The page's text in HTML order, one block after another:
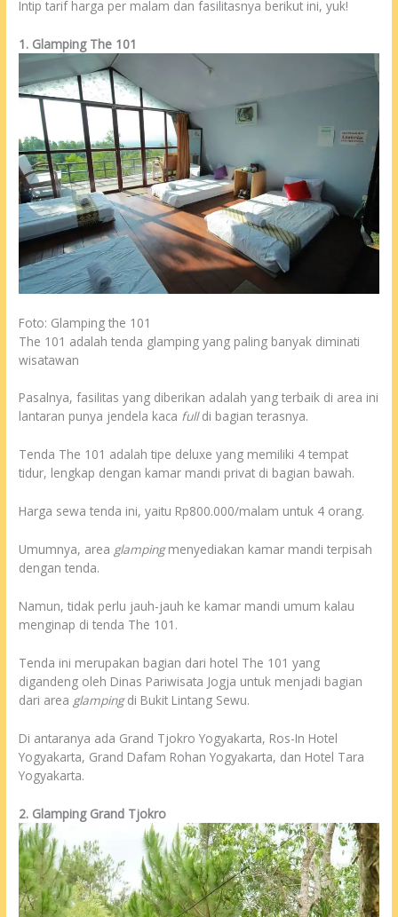
Intip tarif harga per malam dan fasilitasnya berikut ini, yuk!
1. Glamping The 101
Foto: Glamping the 101
The 101 adalah tenda glamping yang paling banyak diminati
wisatawan
Pasalnya, fasilitas yang diberikan adalah yang terbaik di area ini
lantaran punya jendela kaca fulldi bagian terasnya.
Tenda The 101 adalah tipe deluxe yang memiliki 4 tempat
tidur, lengkap dengan kamar mandi privat di bagian bawah.
Harga sewa tenda ini, yaitu Rp800.000/malam untuk 4 orang.
Umumnya, area glampingmenyediakan kamar mandi terpisah
dengan tenda.
Namun, tidak perlu jauh-jauh ke kamar mandi umum kalau
menginap di tenda The 101.
Tenda ini merupakan bagian dari hotel The 101 yang
digandeng oleh Dinas Pariwisata Jogja untuk menjadi bagian
dari area glampingdi Bukit Lintang Sewu.
Di antaranya ada Grand Tjokro Yogyakarta, Ros-In Hotel
Yogyakarta, Grand Dafam Rohan Yogyakarta, dan Hotel Tara
Yogyakarta.
2. Glamping Grand Tjokro